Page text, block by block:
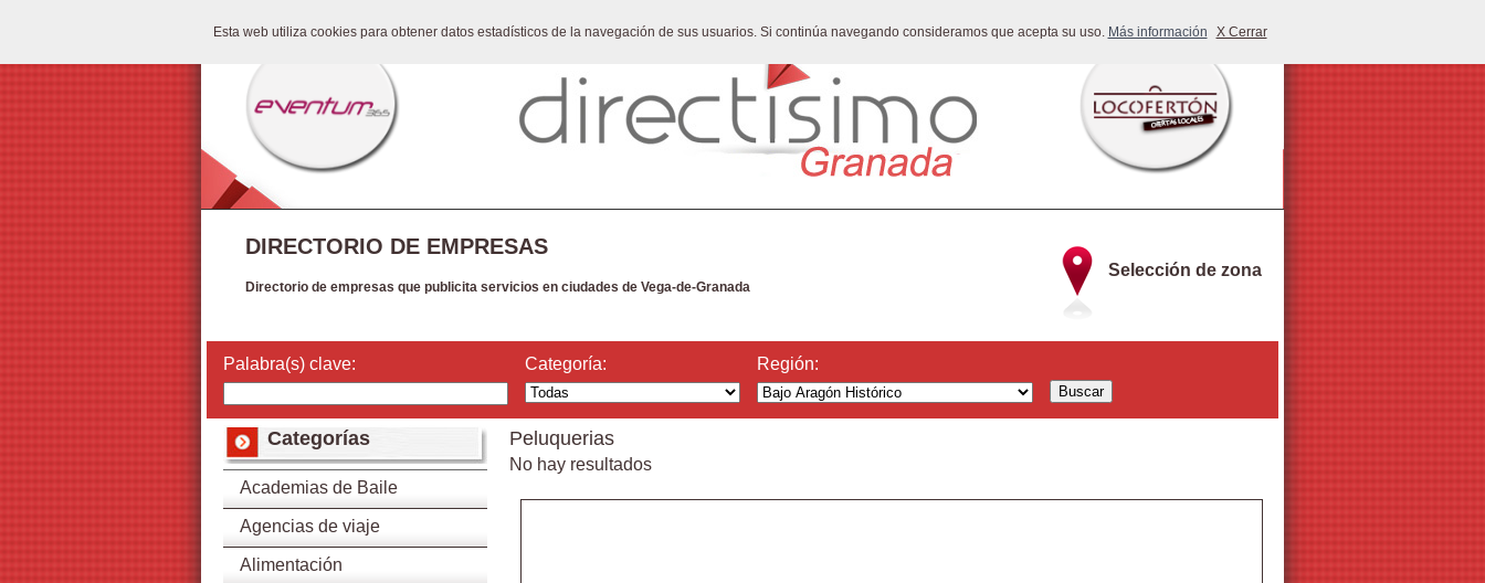
Esta web utiliza cookies para obtener datos estadísticos de la navegación de sus usuarios. Si continúa navegando consideramos que acepta su uso. Más información X Cerrar
Selección de zona
DIRECTORIO DE EMPRESAS
Directorio de empresas que publicita servicios en ciudades de Vega-de-Granada
Palabra(s) clave: Categoría: Región:
Categorías
Academias de Baile
Agencias de viaje
Alimentación
Peluquerias
No hay resultados